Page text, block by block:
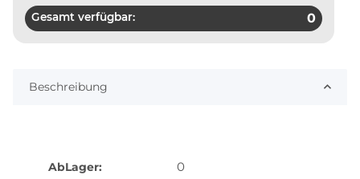
Gesamt verfügbar: 0
Beschreibung
AbLager: 0